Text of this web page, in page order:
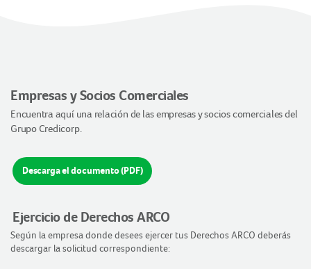
Empresas y Socios Comerciales
Encuentra aquí una relación de las empresas y socios comerciales del
Grupo Credicorp.
Descarga el documento (PDF)
Ejercicio de Derechos ARCO
Según la empresa donde desees ejercer tus Derechos ARCO deberás
descargar la solicitud correspondiente: